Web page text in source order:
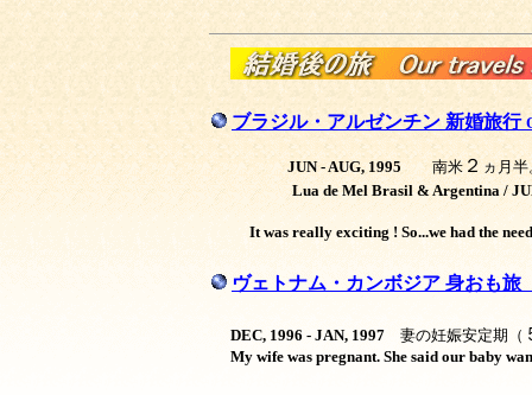
ブラジル・アルゼンチン 新婚旅行
JUN - AUG, 1995 南米 ２ ヵ月
Lua de Mel Brasil & Argentina /
It was really exciting ! So...we had the
ヴェトナム・カンボジア 身おも
DEC, 1996 - JAN, 1997 妻の妊娠安定期（
My wife was pregnant. She said our baby